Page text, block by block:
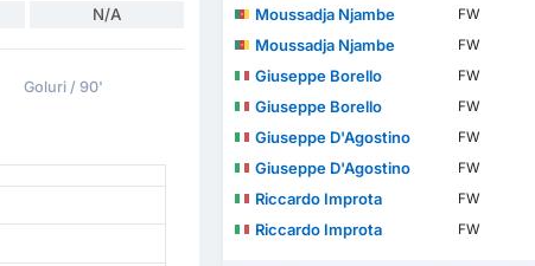
N/A
Goluri / 90'
Moussadja Njambe
FW
Moussadja Njambe
FW
Giuseppe Borello
FW
Giuseppe Borello
FW
Giuseppe D'Agostino
FW
Giuseppe D'Agostino
FW
Riccardo Improta
FW
Riccardo Improta
FW